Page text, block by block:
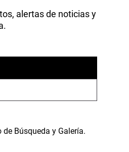
alertas de noticias y
Búsqueda y Galería.